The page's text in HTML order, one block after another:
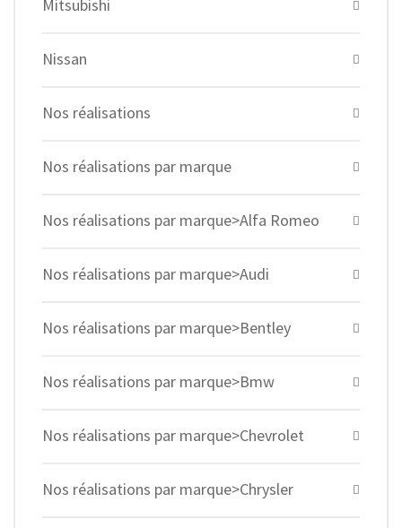
Mitsubishi
Nissan
Nos réalisations
Nos réalisations par marque
Nos réalisations par marque>Alfa Romeo
Nos réalisations par marque>Audi
Nos réalisations par marque>Bentley
Nos réalisations par marque>Bmw
Nos réalisations par marque>Chevrolet
Nos réalisations par marque>Chrysler